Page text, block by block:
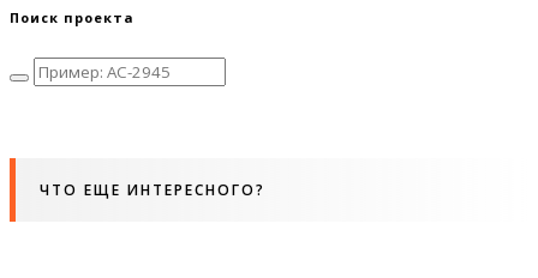
Поиск проекта
ЧТО ЕЩЕ ИНТЕРЕСНОГО?